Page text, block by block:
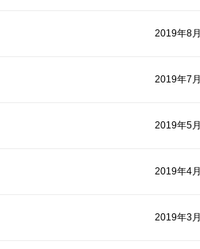
2019年8月
2019年7月
2019年5月
2019年4月
2019年3月